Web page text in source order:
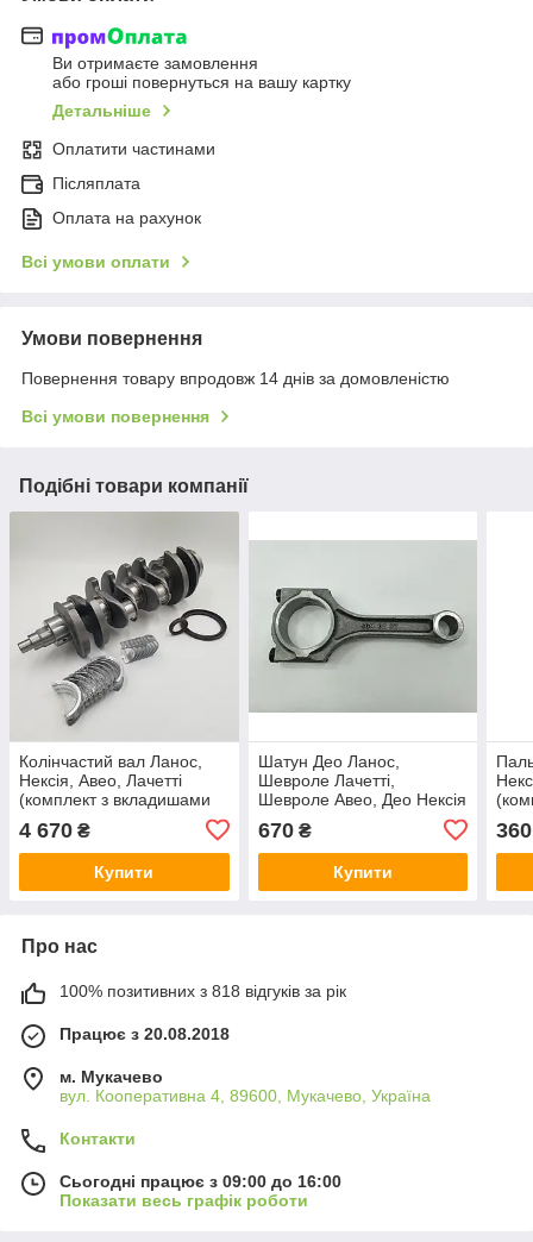
Ви отримаєте замовлення
або гроші повернуться на вашу картку
Детальніше
Оплатити частинами
Післяплата
Оплата на рахунок
Всі умови оплати
Умови повернення
Повернення товару впродовж 14 днів за домовленістю
Всі умови повернення
Подібні товари компанії
Колінчастий вал Ланос,
Некcія, Авео, Лачетті
(комплект з вкладишами
Корея 96385403
4 670 ₴
Купити
Шатун Део Ланос,
Шевроле Лачетті,
Шевроле Авео, Део Нексія
670₴
Купити
360
Про нас
100% позитивних з 818 відгуків за рік
Працює з 20.08.2018
м. Мукачево
вул. Кооперативна 4, 89600, Мукачево, Україна
Контакти
Сьогодні працює з 09:00 до 16:00
Показати весь графік роботи